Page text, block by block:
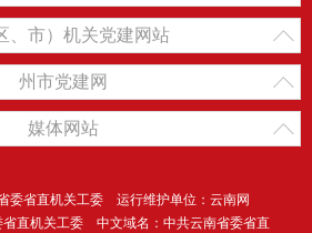
、市）机关党建网站
州市党建网
媒体网站
委省直机关工委 运行维护单位：云南网
省直机关工委 中文域名：中共云南省委省直